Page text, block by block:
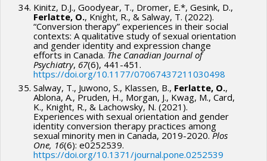
Kinitz, D.J., Goodyear, T., Dromer, E.*, Gesink, D.,
Ferlatte, O., Knight, R., & Salway, T. (2022).
“Conversion therapy” experiences in their social
contexts: A qualitative study of sexual orientation
and gender identity and expression change
efforts in Canada. The Canadian Journal of
Psychiatry, 67(6), 441-451.
https://doi.org/10.1177/07067437211030498
Salway, T., Juwono, S., Klassen, B., Ferlatte, O.,
Ablona, A., Pruden, H., Morgan, J., Kwag, M., Card,
K., Knight, R., & Lachowsky, N. (2021).
Experiences with sexual orientation and gender
identity conversion therapy practices among
sexual minority men in Canada, 2019-2020.Plos
One, 16(6): e0252539.
https://doi.org/10.1371/journal.pone.0252539